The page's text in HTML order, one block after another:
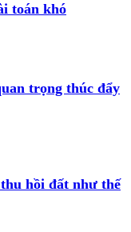
toán khó
trọng thúc đẩy
hồi đất như thế